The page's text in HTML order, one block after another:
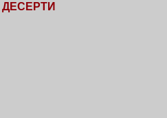
ДЕСЕРТИ